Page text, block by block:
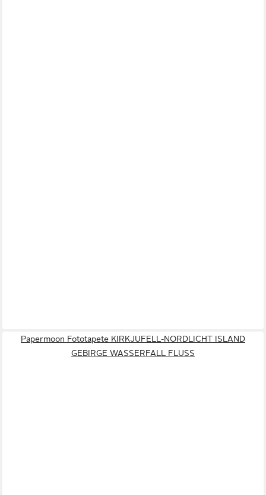
Papermoon Fototapete KIRKJUFELL-NORDLICHT ISLAND
GEBIRGE WASSERFALL FLUSS